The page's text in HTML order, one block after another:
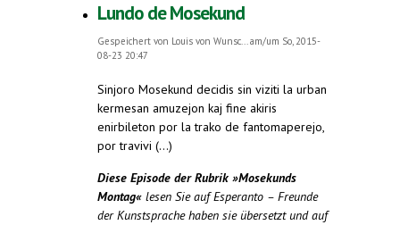
Lundo de Mosekund
Gespeichert von Louis von Wunsc...am/um So, 2015-
08-23 20:47
Sinjoro Mosekund decidis sin viziti la urban
kermesan amuzejon kaj fine akiris
enirbileton por la trako de fantomaperejo,
por travivi (...)
Diese Episode der Rubrik »Mosekunds
Montag« lesen Sie aufEsperanto – Freunde
der Kunstsprache haben sie übersetzt und auf